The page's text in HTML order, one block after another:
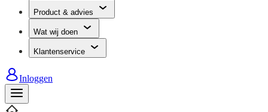
Product & advies
Wat wij doen
Klantenservice
Inloggen